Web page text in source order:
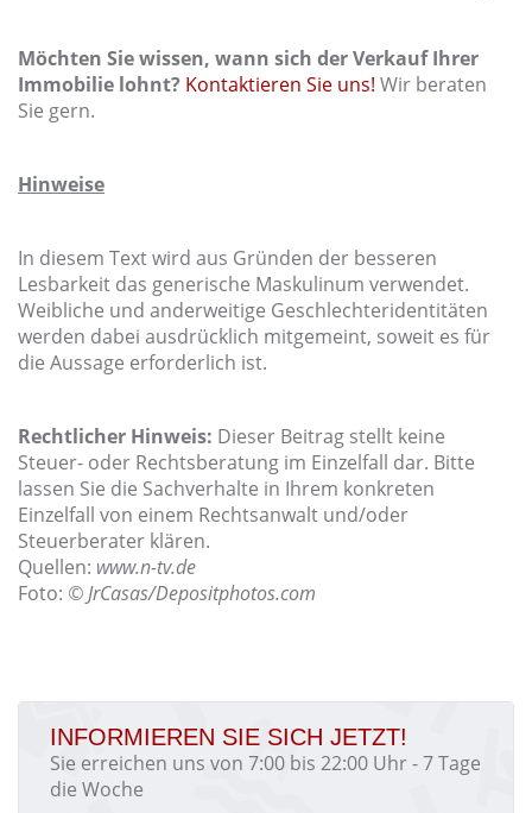
Möchten Sie wissen, wann sich der Verkauf Ihrer
Immobilie lohnt? Kontaktieren Sie uns! Wir beraten
Sie gern.
Hinweise
In diesem Text wird aus Gründen der besseren
Lesbarkeit das generische Maskulinum verwendet.
Weibliche und anderweitige Geschlechteridentitäten
werden dabei ausdrücklich mitgemeint, soweit es für
die Aussage erforderlich ist.
Rechtlicher Hinweis: Dieser Beitrag stellt keine
Steuer- oder Rechtsberatung im Einzelfall dar. Bitte
lassen Sie die Sachverhalte in Ihrem konkreten
Einzelfall von einem Rechtsanwalt und/oder
Steuerberater klären.
Quellen: www.n-tv.de
Foto: © JrCasas/Depositphotos.com
INFORMIEREN SIE SICH JETZT!
Sie erreichen uns von 7:00 bis 22:00 Uhr - 7 Tage
die Woche